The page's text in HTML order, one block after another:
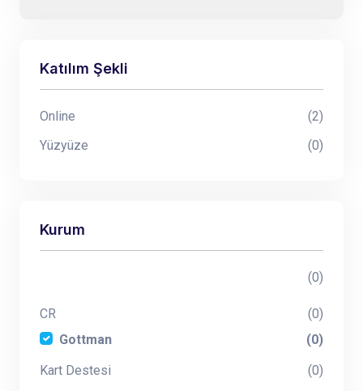
Katılım Şekli
Online
(2)
Yüzyüze
(0)
Kurum
(0)
CR
(0)
Gottman
(0)
Kart Destesi
(0)